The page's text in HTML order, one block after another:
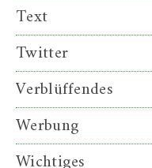
Text
Twitter
Verblüffendes
Werbung
Wichtiges